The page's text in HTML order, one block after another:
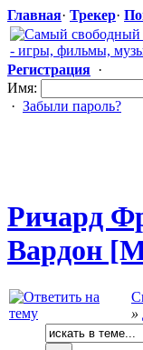
Главная· Трекер·
Регистрация ·
Имя:
· Забыли пароль?
Ричард
Вардон
»